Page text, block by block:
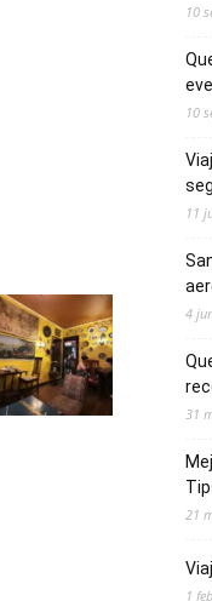
10
10
11
4
31
21
1